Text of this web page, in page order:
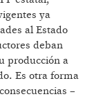
ya
al Estado
deban
producción a
Es otra forma
–